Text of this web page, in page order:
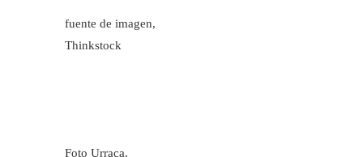
fuente de imagen,
Thinkstock
Foto Urraca,